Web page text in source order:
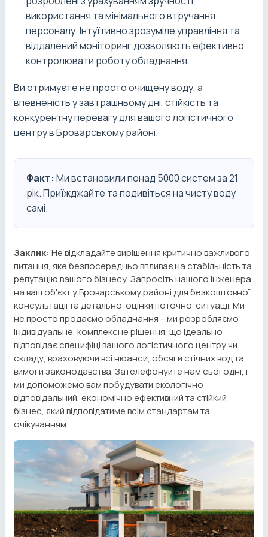
використання та мінімального втручання
персоналу. Інтуїтивно зрозуміле управління та
віддалений моніторинг дозволяють ефективно
контролювати роботу обладнання.
Ви отримуєте не просто очищену воду, а
впевненість у завтрашньому дні, стійкість та
конкурентну перевагу для вашого логістичного
центру в Броварському районі.
Факт: Ми встановили понад 5000 систем за 21
рік. Приїжджайте та подивіться на чисту воду
самі.
Заклик: Не відкладайте вирішення критично важливого
питання, яке безпосередньо впливає на стабільність та
репутацію вашого бізнесу. Запросіть нашого інженера
на ваш об'єкт у Броварському районі для безкоштовної
консультації та детальної оцінки поточної ситуації. Ми
не просто продаємо обладнання – ми розробляємо
індивідуальне, комплексне рішення, що ідеально
відповідає специфіці вашого логістичного центру чи
складу, враховуючи всі нюанси, обсяги стічних вод та
вимоги законодавства. Зателефонуйте нам сьогодні, і
ми допоможемо вам побудувати екологічно
відповідальний, економічно ефективний та стійкий
бізнес, який відповідатиме всім стандартам та
очікуванням.